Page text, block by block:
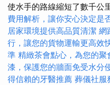
使水手的路線縮短了數千公
費用解析，讓你安心決定是
居家環境提供高品質清潔 網
行，讓您的貨物運輸更高效
準 精緻茶會點心，為您的聚
漆，保護您的牆面免受水分
得信賴的牙醫推薦 葬儀社服